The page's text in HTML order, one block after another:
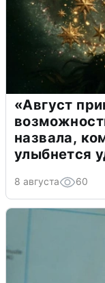
«Август
назвала,
улыбнется
8 августа 60